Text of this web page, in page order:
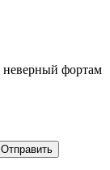
неверный фортам
Отправить